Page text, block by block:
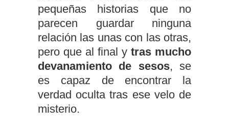
pequeñas historias que no
parecen guardar ninguna
relación las unas con las otras,
pero que al final y tras mucho
devanamiento de sesos, se
es capaz de encontrar la
verdad oculta tras ese velo de
misterio.